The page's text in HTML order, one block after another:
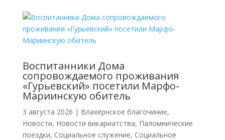
Воспитанники Дома
сопровождаемого проживания
«Гурьевский» посетили Марфо-
Мариинскую обитель
3 августа 2026 | Влахернское благочиние,
Новости, Новости викариатства, Паломнические
поездки, Социальное служение, Социальное